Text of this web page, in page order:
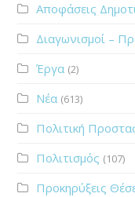
Αποφάσεις
Διαγωνισμοί –
Έργα (2)
Νέα (613)
Πολιτική
Πολιτισμός (107)
Προκηρύξεις